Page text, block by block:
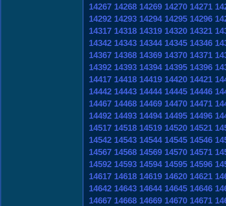
14267 14268 14269 14270 14271
14292 14293 14294 14295 14296
14317 14318 14319 14320 14321
14342 14343 14344 14345 14346
14367 14368 14369 14370 14371
14392 14393 14394 14395 14396
14417 14418 14419 14420 14421
14442 14443 14444 14445 14446
14467 14468 14469 14470 14471
14492 14493 14494 14495 14496
14517 14518 14519 14520 14521
14542 14543 14544 14545 14546
14567 14568 14569 14570 14571
14592 14593 14594 14595 14596
14617 14618 14619 14620 14621
14642 14643 14644 14645 14646
14667 14668 14669 14670 14671